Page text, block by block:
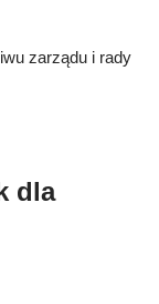
zarządu i rady
dla